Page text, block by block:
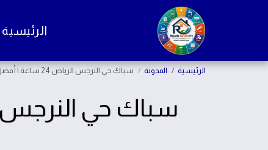
الرئيسية
الرئيسية المدونة سباك حي النرجس الرياض 24 ساعة | أفضل سباك تصليح تسربات المياه والصرف الصحي بسرعة